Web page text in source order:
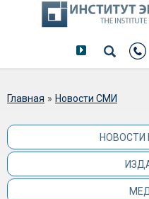
Вы здесь
Главная » Новости СМИ
НОВОСТИ